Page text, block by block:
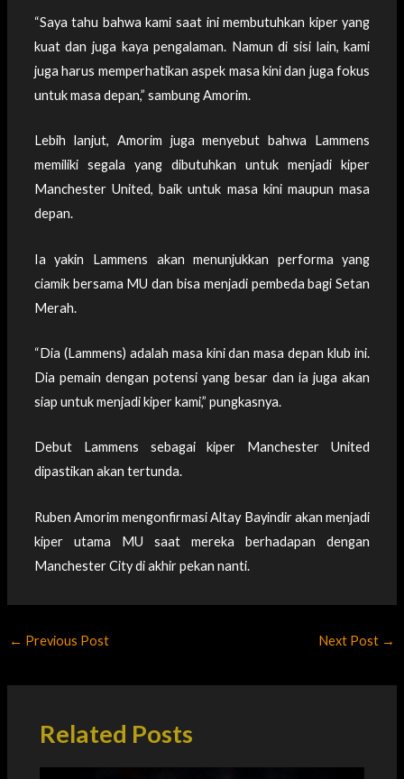
“Saya tahu bahwa kami saat ini membutuhkan kiper yang
kuat dan juga kaya pengalaman. Namun di sisi lain, kami
juga harus memperhatikan aspek masa kini dan juga fokus
untuk masa depan,” sambung Amorim.
Lebih lanjut, Amorim juga menyebut bahwa Lammens
memiliki segala yang dibutuhkan untuk menjadi kiper
Manchester United, baik untuk masa kini maupun masa
depan.
Ia yakin Lammens akan menunjukkan performa yang
ciamik bersama MU dan bisa menjadi pembeda bagi Setan
Merah.
“Dia (Lammens) adalah masa kini dan masa depan klub ini.
Dia pemain dengan potensi yang besar dan ia juga akan
siap untuk menjadi kiper kami,” pungkasnya.
Debut Lammens sebagai kiper Manchester United
dipastikan akan tertunda.
Ruben Amorim mengonfirmasi Altay Bayindir akan menjadi
kiper utama MU saat mereka berhadapan dengan
Manchester City di akhir pekan nanti.
← Previous Post Next Post →
Related Posts